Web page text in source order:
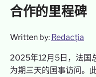
合作的里程碑
Written by: Redacția
2025年12月5日，法国
为期三天的国事访问。